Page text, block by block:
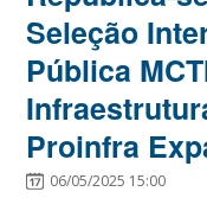
Seleção
Pública
Proinfra
06/05/2025 15:00